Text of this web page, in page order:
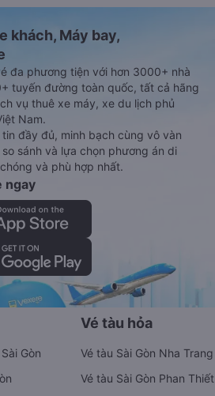
khách, Máy bay,
đa phương tiện với hơn 3000+ nhà
tuyến đường toàn quốc, tất cả hãng
vụ thuê xe máy, xe du lịch phủ
Nam.
đầy đủ, minh bạch cùng vô vàn
sánh và lựa chọn phương án di
và phù hợp nhất.
ngay
Gòn
Vé tàu hỏa
Vé tàu Sài Gòn Nha Trang
Vé tàu Sài Gòn Phan Thiết